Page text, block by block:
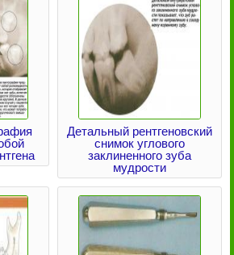
Детальный рентгеновский
снимок углового
заклиненного зуба
мудрости